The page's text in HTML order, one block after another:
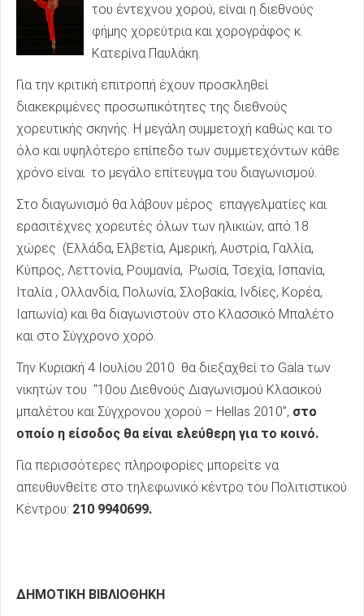
του έντεχνου χορού, είναι η διεθνούς
φήμης χορεύτρια και χορογράφος κ.
Κατερίνα Παυλάκη.
Για την κριτική επιτροπή έχουν προσκληθεί
διακεκριμένες προσωπικότητες της διεθνούς
χορευτικής σκηνής. Η μεγάλη συμμετοχή καθώς και το
όλο και υψηλότερο επίπεδο των συμμετεχόντων κάθε
χρόνο είναι το μεγάλο επίτευγμα του διαγωνισμού.
Στο διαγωνισμό θα λάβουν μέρος επαγγελματίες και
ερασιτέχνες χορευτές όλων των ηλικιών, από 18
χώρες (Ελλάδα, Ελβετία, Αμερική, Αυστρία, Γαλλία,
Κύπρος, Λεττονία, Ρουμανία, Ρωσία, Τσεχία, Ισπανία,
Ιταλία , Ολλανδία, Πολωνία, Σλοβακία, Ινδίες, Κορέα,
Ιαπωνία) και θα διαγωνιστούν στο Κλασσικό Μπαλέτο
και στο Σύγχρονο χορό.
Την Κυριακή 4 Ιουλίου 2010 θα διεξαχθεί το Gala των
νικητών του "10ου Διεθνούς Διαγωνισμού Κλασικού
μπαλέτου και Σύγχρονου χορού – Hellas 2010", στο
οποίο η είσοδος θα είναι ελεύθερη για το κοινό.
Για περισσότερες πληροφορίες μπορείτε να
απευθυνθείτε στο τηλεφωνικό κέντρο του Πολιτιστικού
Κέντρου: 210 9940699.
ΔΗΜΟΤΙΚΗ ΒΙΒΛΙΟΘΗΚΗ